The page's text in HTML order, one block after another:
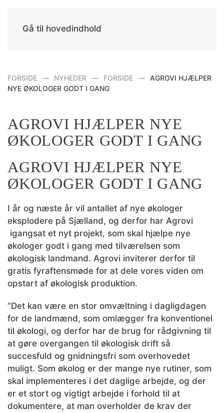
Gå til hovedindhold
FORSIDE NYHEDER FORSIDE
AGROVI HJÆLPER
NYE ØKOLOGER GODT I GANG
AGROVI HJÆLPER NYE
ØKOLOGER GODT I GANG
AGROVI HJÆLPER NYE
ØKOLOGER GODT I GANG
I år og næste år vil antallet af nye økologer
eksplodere på Sjælland, og derfor har Agrovi
igangsat et nyt projekt, som skal hjælpe nye
økologer godt i gang med tilværelsen som
økologisk landmand. Agrovi inviterer derfor til
gratis fyraftensmøde for at dele vores viden om
opstart af økologisk produktion.
”Det kan være en stor omvæltning i dagligdagen
for de landmænd, som omlægger fra konventionel
til økologi, og derfor har de brug for rådgivning til
at gøre overgangen til økologisk drift så
succesfuld og gnidningsfri som overhovedet
muligt. Som økolog er der mange nye rutiner, som
skal implementeres i det daglige arbejde, og der
er et stort og vigtigt arbejde i forhold til at
dokumentere, at man overholder de krav der